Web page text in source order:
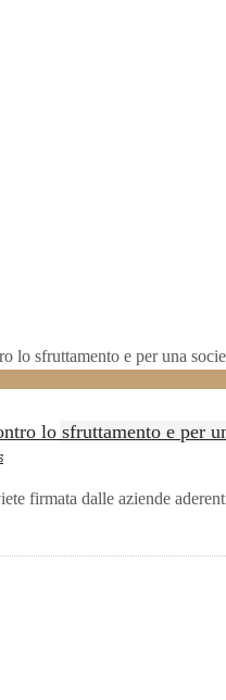
lo sfruttamento e per
firmata dalle aziende